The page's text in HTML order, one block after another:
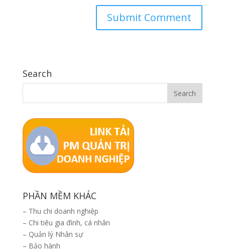
Search
PHẦN MỀM KHÁC
– Thu chi doanh nghiệp
– Chi tiêu gia đình, cá nhân
– Quản lý Nhân sự
– Bảo hành